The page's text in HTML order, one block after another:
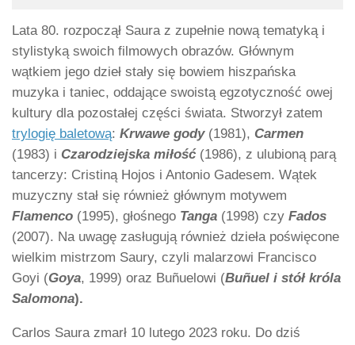
Lata 80. rozpoczął Saura z zupełnie nową tematyką i
stylistyką swoich filmowych obrazów. Głównym
wątkiem jego dzieł stały się bowiem hiszpańska
muzyka i taniec, oddające swoistą egzotyczność owej
kultury dla pozostałej części świata. Stworzył zatem
trylogię baletową: Krwawe gody(1981), Carmen
(1983) i Czarodziejska miłość (1986), z ulubioną parą
tancerzy: Cristiną Hojos i Antonio Gadesem. Wątek
muzyczny stał się również głównym motywem
Flamenco (1995), głośnego Tanga (1998) czy Fados
(2007). Na uwagę zasługują również dzieła poświęcone
wielkim mistrzom Saury, czyli malarzowi Francisco
Goyi (Goya, 1999) oraz Buñuelowi (Buñuel i stół króla
Salomona).
Carlos Saura zmarł 10 lutego 2023 roku. Do dziś